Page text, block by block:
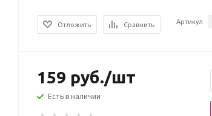
Отложить Сравнить Артикул
159 руб./шт
Есть в наличии